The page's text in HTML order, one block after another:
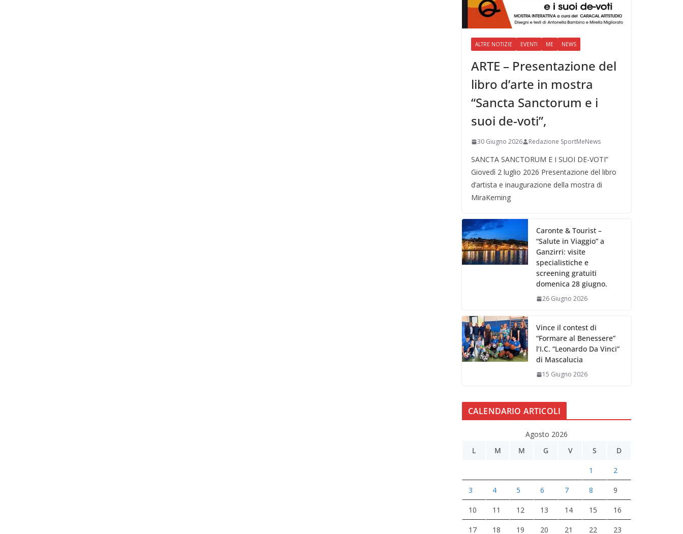
ALTRE NOTIZIE EVENTI ME NEWS
ARTE – Presentazione del
libro d’arte in mostra
“Sancta Sanctorum e i
suoi de-voti”,
30 Giugno 2026 Redazione SportMeNews
SANCTA SANCTORUM E I SUOI DE-VOTI”
Giovedì 2 luglio 2026 Presentazione del libro
d’artista e inaugurazione della mostra di
MiraKerning
Caronte & Tourist –
“Salute in Viaggio” a
Ganzirri: visite
specialistiche e
screening gratuiti
domenica 28 giugno.
26 Giugno 2026
Vince il contest di
“Formare al Benessere”
l’I.C. “Leonardo Da Vinci”
di Mascalucia
15 Giugno 2026
CALENDARIO ARTICOLI
Agosto 2026
L
M M G V S D
1 2
3 4 5 6 7 8 9
10 11 12 13 14 15 16
17 18 19 20 21 22 23